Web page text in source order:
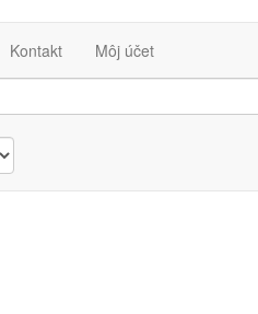
Kontakt
Môj účet